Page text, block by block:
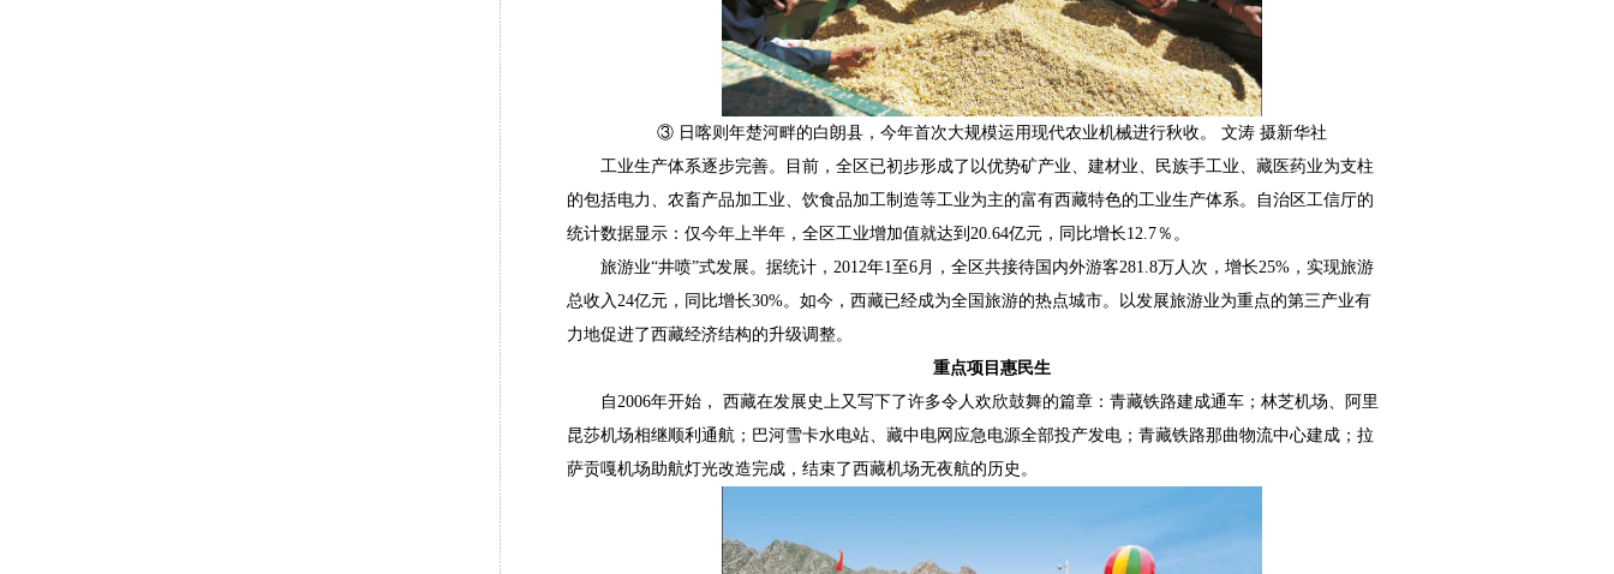
③ 日喀则年楚河畔的白朗县，今年首次大规模运用现代农业机械进行秋收。 文涛 摄新华社
工业生产体系逐步完善。目前，全区已初步形成了以优势矿产业、建材业、民族手工业、藏医药业为支柱
的包括电力、农畜产品加工业、饮食品加工制造等工业为主的富有西藏特色的工业生产体系。自治区工信厅的
统计数据显示：仅今年上半年，全区工业增加值就达到20.64亿元，同比增长12.7％。
旅游业“井喷”式发展。据统计，2012年1至6月，全区共接待国内外游客281.8万人次，增长25%，实现旅游
总收入24亿元，同比增长30%。如今，西藏已经成为全国旅游的热点城市。以发展旅游业为重点的第三产业有
力地促进了西藏经济结构的升级调整。
重点项目惠民生
自2006年开始， 西藏在发展史上又写下了许多令人欢欣鼓舞的篇章：青藏铁路建成通车；林芝机场、阿里
昆莎机场相继顺利通航；巴河雪卡水电站、藏中电网应急电源全部投产发电；青藏铁路那曲物流中心建成；拉
萨贡嘎机场助航灯光改造完成，结束了西藏机场无夜航的历史。